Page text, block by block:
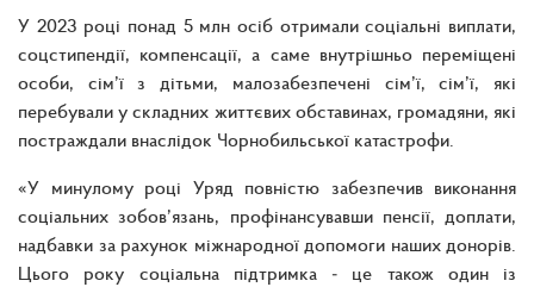
У 2023 році понад 5 млн осіб отримали соціальні виплати,
соцстипендії, компенсації, а саме внутрішньо переміщені
особи, сім’ї з дітьми, малозабезпечені сім’ї, сім’ї, які
перебували у складних життєвих обставинах, громадяни, які
постраждали внаслідок Чорнобильської катастрофи.
«У минулому році Уряд повністю забезпечив виконання
соціальних зобов’язань, профінансувавши пенсії, доплати,
надбавки за рахунок міжнародної допомоги наших донорів.
Цього року соціальна підтримка ‒ це також один із